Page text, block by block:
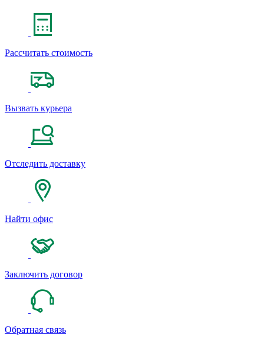
Рассчитать стоимость
Вызвать курьера
Отследить доставку
Найти офис
Заключить договор
Обратная связь